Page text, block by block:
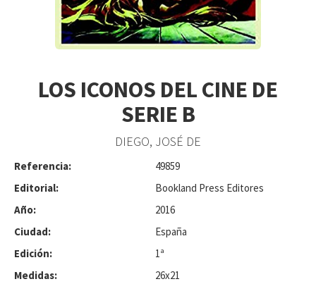
LOS ICONOS DEL CINE DE
SERIE B
DIEGO, JOSÉ DE
Referencia:
49859
Editorial:
Bookland Press Editores
Año:
2016
Ciudad:
España
Edición:
1ª
Medidas:
26x21